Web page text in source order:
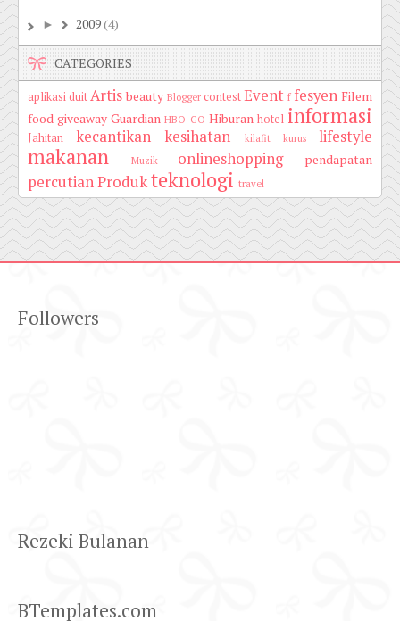
► 2009(4)
CATEGORIES
aplikasi duitArtis beauty Blogger contestEvent f fesyen Filem
food giveaway Guardian HBO GO Hiburan hotel informasi
Jahitan kecantikan kesihatan kilafit kurus lifestyle
makanan Muzik onlineshopping pendapatan
percutianProdukteknologi travel
Followers
Rezeki Bulanan
BTemplates.com